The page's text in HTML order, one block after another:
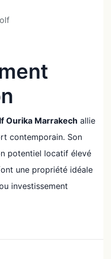
Ourika Marrakech allie
contemporain. Son
potentiel locatif élevé
une propriété idéale
investissement